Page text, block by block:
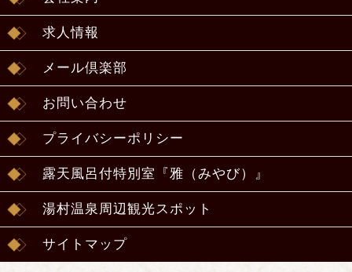
求人情報
メール倶楽部
お問い合わせ
プライバシーポリシー
露天風呂付特別室『雅（みやび）』
湯村温泉周辺観光スポット
サイトマップ